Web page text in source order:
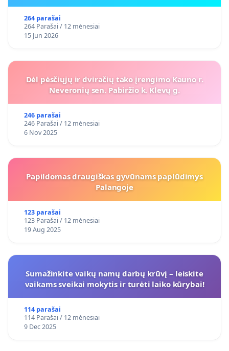
264 parašai
264 Parašai / 12 mėnesiai
15 Jun 2026
Dėl pėsčiųjų ir dviračių tako įrengimo Kauno r.
Neveronių sen. Pabiržio k. Klevų g.
246 parašai
246 Parašai / 12 mėnesiai
6 Nov 2025
Papildomas draugiškas gyvūnams paplūdimys
Palangoje
123 parašai
123 Parašai / 12 mėnesiai
19 Aug 2025
Sumažinkite vaikų namų darbų krūvį – leiskite
vaikams sveikai mokytis ir turėti laiko kūrybai!
114 parašai
114 Parašai / 12 mėnesiai
9 Dec 2025